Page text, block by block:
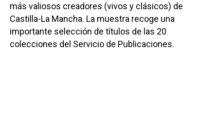
más valiosos creadores (vivos y clásicos) de
Castilla-La Mancha. La muestra recoge una
importante selección de títulos de las 20
colecciones del Servicio de Publicaciones.